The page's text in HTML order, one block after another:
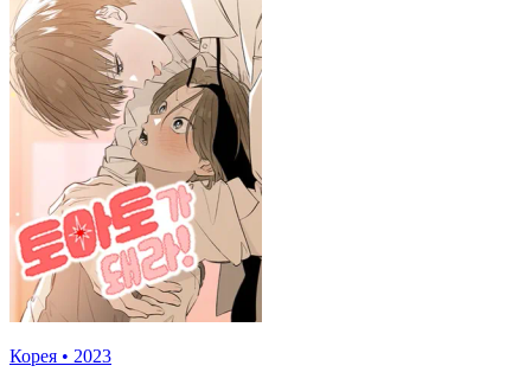
Корея • 2023